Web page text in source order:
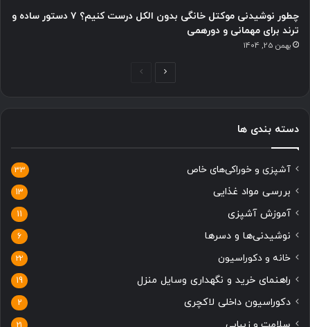
چطور نوشیدنی موکتل خانگی بدون الکل درست کنیم؟ ۷ دستور ساده و
ترند برای مهمانی و دورهمی
بهمن 25, 1404
دسته بندی ها
آشپزی و خوراکی‌های خاص 33
بررسی مواد غذایی 13
آموزش آشپزی 11
نوشیدنی‌ها و دسرها 6
خانه و دکوراسیون 22
راهنمای خرید و نگهداری وسایل منزل 19
دکوراسیون داخلی لاکچری 2
سلامت و زیبایی 21